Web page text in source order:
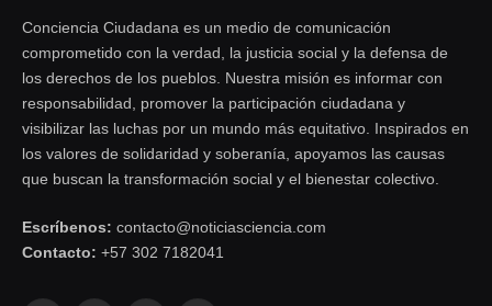
Conciencia Ciudadana es un medio de comunicación
comprometido con la verdad, la justicia social y la defensa de
los derechos de los pueblos. Nuestra misión es informar con
responsabilidad, promover la participación ciudadana y
visibilizar las luchas por un mundo más equitativo. Inspirados en
los valores de solidaridad y soberanía, apoyamos las causas
que buscan la transformación social y el bienestar colectivo.
Escríbenos: contacto@noticiasciencia.com
Contacto: +57 302 7182041